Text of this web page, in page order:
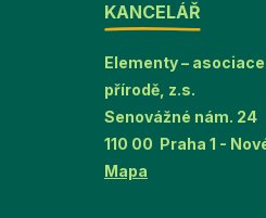
KANCELÁŘ
Elementy –
přírodě, z.s.
Senovážné nám. 24
110 00 Praha 1 -
Mapa